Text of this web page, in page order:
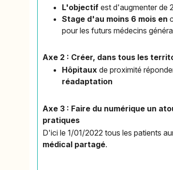
L'objectif est d'augmenter de
Stage d'au moins 6 mois en
pour les futurs médecins
Axe 2 : Créer, dans tous les
Hôpitaux de proximité
réadaptation
Axe 3 : Faire du numérique un
pratiques
D'ici le 1/01/2022 tous les patients
médical partagé.